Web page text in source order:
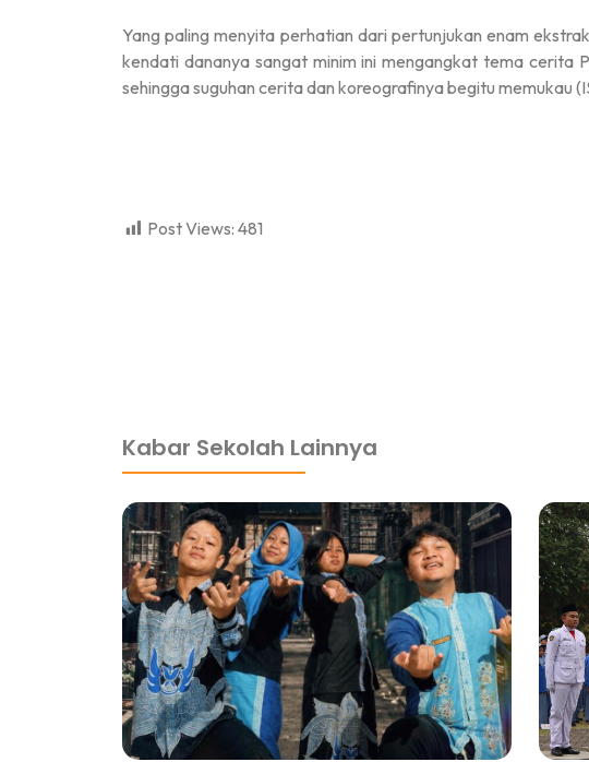
Yang paling menyita perhatian dari pertunjukan enam
kendati dananya sangat minim ini mengangkat tema cerita
sehingga suguhan cerita dan koreografinya begitu memukau
Post Views: 481
Kabar Sekolah Lainnya